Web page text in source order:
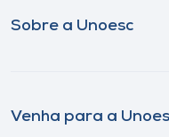
Sobre a Unoesc
Venha para a